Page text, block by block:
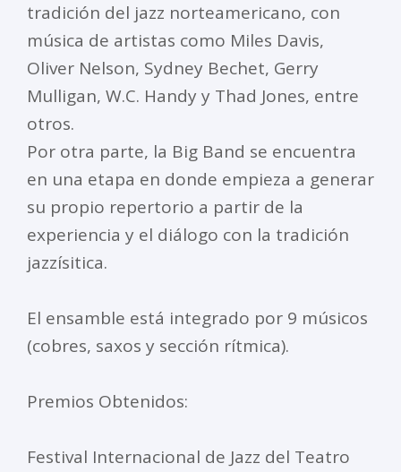
tradición del jazz norteamericano, con
música de artistas como Miles Davis,
Oliver Nelson, Sydney Bechet, Gerry
Mulligan, W.C. Handy y Thad Jones, entre
otros.
Por otra parte, la Big Band se encuentra
en una etapa en donde empieza a generar
su propio repertorio a partir de la
experiencia y el diálogo con la tradición
jazzísitica.
El ensamble está integrado por 9 músicos
(cobres, saxos y sección rítmica).
Premios Obtenidos:
Festival Internacional de Jazz del Teatro